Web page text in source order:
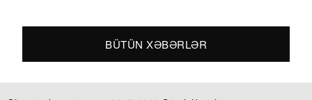
BÜTÜN XƏBƏRLƏR